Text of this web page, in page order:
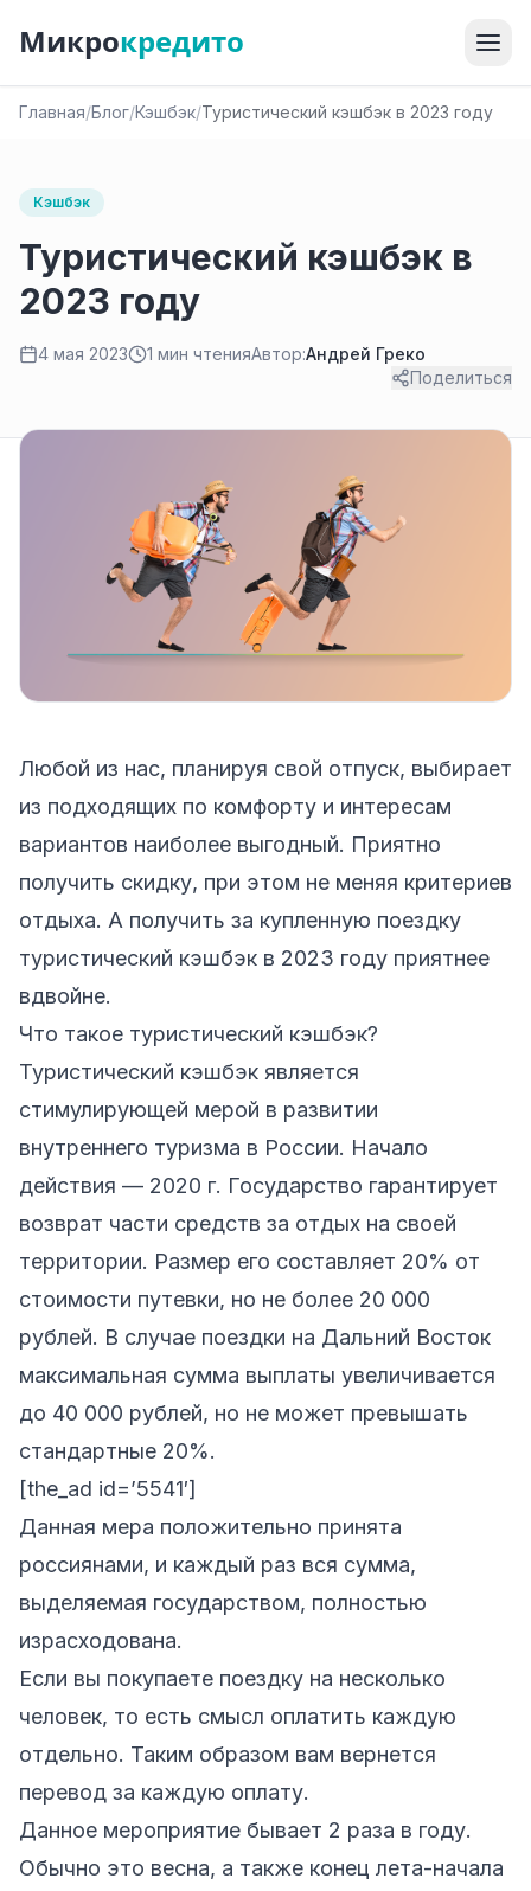
Микрокредито
Главная/Блог/Кэшбэк/Туристический кэшбэк в 2023 году
Кэшбэк
Туристический кэшбэк в
2023 году
4 мая 2023 1 мин чтенияАвтор:Андрей Греко
Поделиться
Любой из нас, планируя свой отпуск, выбирает
из подходящих по комфорту и интересам
вариантов наиболее выгодный. Приятно
получить скидку, при этом не меняя критериев
отдыха. А получить за купленную поездку
туристический кэшбэк в 2023 году приятнее
вдвойне.
Что такое туристический кэшбэк?
Туристический кэшбэк является
стимулирующей мерой в развитии
внутреннего туризма в России. Начало
действия — 2020 г. Государство гарантирует
возврат части средств за отдых на своей
территории. Размер его составляет 20% от
стоимости путевки, но не более 20 000
рублей. В случае поездки на Дальний Восток
максимальная сумма выплаты увеличивается
до 40 000 рублей, но не может превышать
стандартные 20%.
[the_ad id=’5541′]
Данная мера положительно принята
россиянами, и каждый раз вся сумма,
выделяемая государством, полностью
израсходована.
Если вы покупаете поездку на несколько
человек, то есть смысл оплатить каждую
отдельно. Таким образом вам вернется
перевод за каждую оплату.
Данное мероприятие бывает 2 раза в году.
Обычно это весна, а также конец лета-начала